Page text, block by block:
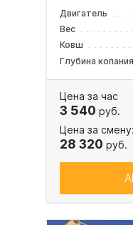
Двигатель
Вес
Ковш
Глубина копания
Цена за час
3 540 руб.
Цена за смену:
28 320 руб.